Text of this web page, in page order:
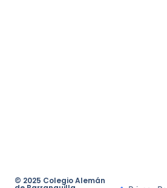
© 2025 Colegio Alemán